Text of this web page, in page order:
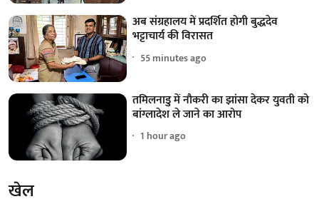
अब संग्रहालय में प्रदर्शित होगी बुद्धदेव
भट्टाचार्य की विरासत
55 minutes ago
तमिलनाडु में नौकरी का झांसा देकर युवती को
बांग्लादेश ले जाने का आरोप
1 hour ago
खेल